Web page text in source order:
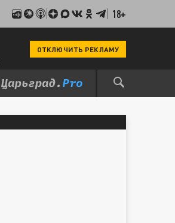
18+
ОТКЛЮЧИТЬ РЕКЛАМУ